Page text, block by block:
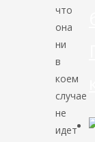
что
она
ни
в
коем
случае
не
идет